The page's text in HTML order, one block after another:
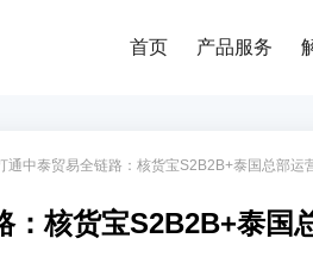
首页 产品服务
通中泰贸易全链路：核货宝S2B2B+泰国总部运
：核货宝S2B2B+泰国